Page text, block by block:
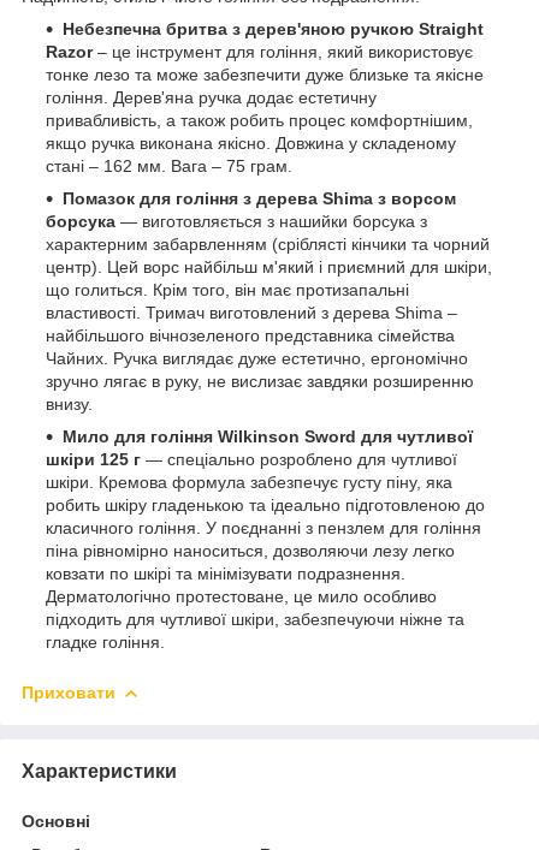
Небезпечна бритва з дерев'яною ручкою Straight
Razor– це інструмент для гоління, який використовує
тонке лезо та може забезпечити дуже близьке та якісне
гоління. Дерев'яна ручка додає естетичну
привабливість, а також робить процес комфортнішим,
якщо ручка виконана якісно. Довжина у складеному
стані – 162 мм. Вага – 75 грам.
Помазок для гоління з дерева Shima з ворсом
борсука — виготовляється з нашийки борсука з
характерним забарвленням (сріблясті кінчики та чорний
центр). Цей ворс найбільш м'який і приємний для шкіри,
що голиться. Крім того, він має протизапальні
властивості. Тримач виготовлений з дерева Shima –
найбільшого вічнозеленого представника сімейства
Чайних. Ручка виглядає дуже естетично, ергономічно
зручно лягає в руку, не вислизає завдяки розширенню
внизу.
Мило для гоління Wilkinson Sword для чутливої
шкіри 125 г — спеціально розроблено для чутливої
шкіри. Кремова формула забезпечує густу піну, яка
робить шкіру гладенькою та ідеально підготовленою до
класичного гоління. У поєднанні з пензлем для гоління
піна рівномірно наноситься, дозволяючи лезу легко
ковзати по шкірі та мінімізувати подразнення.
Дерматологічно протестоване, це мило особливо
підходить для чутливої шкіри, забезпечуючи ніжне та
гладке гоління.
Приховати
Характеристики
Основні